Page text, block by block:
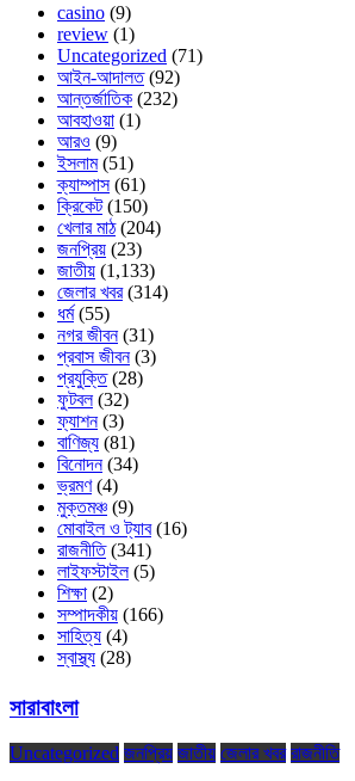
casino (9)
review (1)
Uncategorized (71)
আইন-আদালত(92)
আন্তর্জাতিক (232)
আবহাওয়া (1)
আরও (9)
ইসলাম(51)
ক্যাম্পাস(61)
ক্রিকেট(150)
খেলার মাঠ(204)
জনপ্রিয় (23)
জাতীয় (1,133)
জেলার খবর(314)
ধর্ম(55)
নগর জীবন(31)
প্রবাস জীবন(3)
প্রযুক্তি(28)
ফুটবল(32)
ফ্যাশন(3)
বাণিজ্য (81)
বিনোদন(34)
ভ্রমণ(4)
মুক্তমঞ্চ (9)
মোবাইল ও ট্যাব(16)
রাজনীতি(341)
লাইফস্টাইল(5)
শিক্ষা (2)
সম্পাদকীয় (166)
সাহিত্য (4)
স্বাস্থ্য (28)
সারাবাংলা
Uncategorized জনপ্রিয় জাতীয় জেলার খবর রাজনীতি